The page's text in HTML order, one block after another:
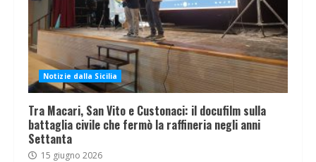
Notizie dalla Sicilia
Tra Macari, San Vito e Custonaci: il docufilm sulla
battaglia civile che fermò la raffineria negli anni
Settanta
15 giugno 2026